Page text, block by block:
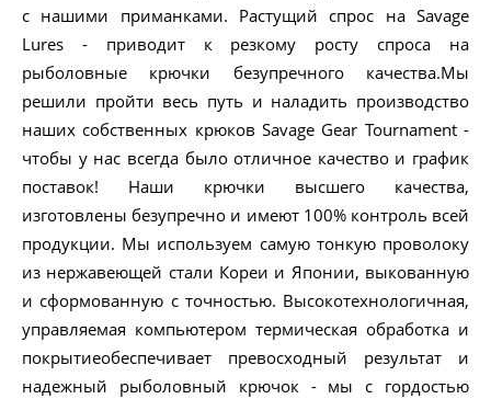
с нашими приманками. Растущий спрос на Savage
Lures - приводит к резкому росту спроса на
рыболовные крючки безупречного качества.Мы
решили пройти весь путь и наладить производство
наших собственных крюков Savage Gear Tournament -
чтобы у нас всегда было отличное качество и график
поставок! Наши крючки высшего качества,
изготовлены безупречно и имеют 100% контроль всей
продукции. Мы используем самую тонкую проволоку
из нержавеющей стали Кореи и Японии, выкованную
и сформованную с точностью. Высокотехнологичная,
управляемая компьютером термическая обработка и
покрытиеобеспечивает превосходный результат и
надежный рыболовный крючок - мы с гордостью